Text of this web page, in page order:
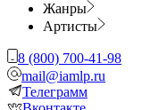
Жанры
Артисты
8 (800) 700-41-98
mail@iamlp.ru
Телеграмм